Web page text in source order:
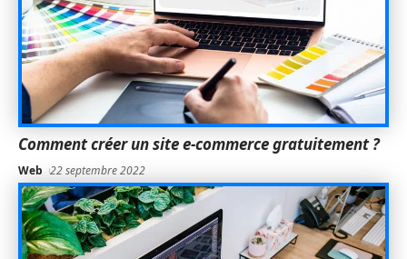
Comment créer un site e-commerce gratuitement ?
Web 22 septembre 2022